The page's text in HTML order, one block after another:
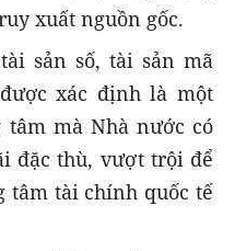
xuất nguồn gốc.
sản số, tài sản mã
xác định là một
mà Nhà nước có
đặc thù, vượt trội để
tâm tài chính quốc tế